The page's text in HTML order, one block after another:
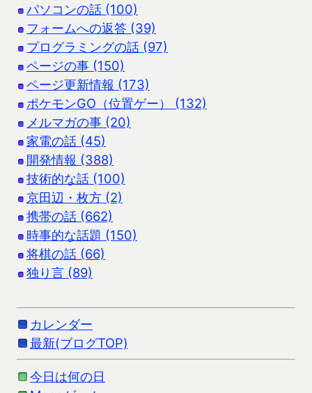
パソコンの話 (100)
フォームへの返答 (39)
プログラミングの話 (97)
ページの事 (150)
ページ更新情報 (173)
ポケモンGO（位置ゲー） (132)
メルマガの事 (20)
家電の話 (45)
開発情報 (388)
技術的な話 (100)
京田辺・枚方 (2)
携帯の話 (662)
時事的な話題 (150)
将棋の話 (66)
独り言 (89)
カレンダー
最新(ブログTOP)
今日は何の日